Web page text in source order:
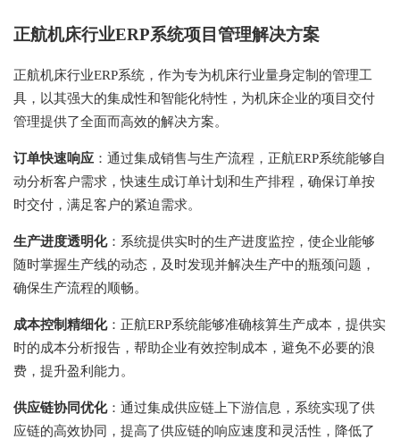
正航机床行业ERP系统项目管理解决方案
正航机床行业ERP系统，作为专为机床行业量身定制的管理工
具，以其强大的集成性和智能化特性，为机床企业的项目交付
管理提供了全面而高效的解决方案。
订单快速响应 ：通过集成销售与生产流程，正航ERP系统能够自
动分析客户需求，快速生成订单计划和生产排程，确保订单按
时交付，满足客户的紧迫需求。
生产进度透明化：系统提供实时的生产进度监控，使企业能够
随时掌握生产线的动态，及时发现并解决生产中的瓶颈问题，
确保生产流程的顺畅。
成本控制精细化：正航ERP系统能够准确核算生产成本，提供实
时的成本分析报告，帮助企业有效控制成本，避免不必要的浪
费，提升盈利能力。
供应链协同优化：通过集成供应链上下游信息，系统实现了供
应链的高效协同，提高了供应链的响应速度和灵活性，降低了